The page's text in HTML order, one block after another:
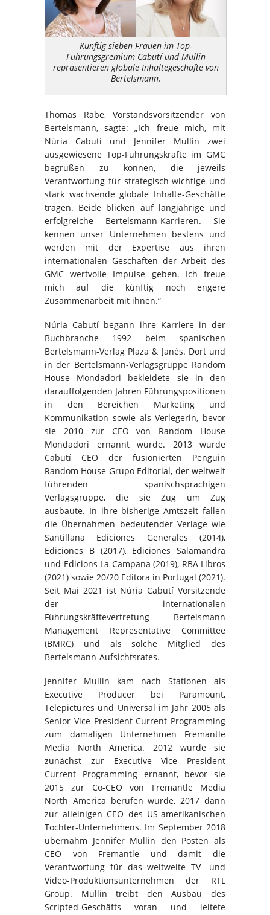
Künftig sieben Frauen im Top-
Führungsgremium Cabutí und Mullin
repräsentieren globale Inhaltegeschäfte von
Bertelsmann.
Thomas Rabe, Vorstandsvorsitzender von
Bertelsmann, sagte: „Ich freue mich, mit
Núria Cabutí und Jennifer Mullin zwei
ausgewiesene Top-Führungskräfte im GMC
begrüßen zu können, die jeweils
Verantwortung für strategisch wichtige und
stark wachsende globale Inhalte-Geschäfte
tragen. Beide blicken auf langjährige und
erfolgreiche Bertelsmann-Karrieren. Sie
kennen unser Unternehmen bestens und
werden mit der Expertise aus ihren
internationalen Geschäften der Arbeit des
GMC wertvolle Impulse geben. Ich freue
mich auf die künftig noch engere
Zusammenarbeit mit ihnen.“
Núria Cabutí begann ihre Karriere in der
Buchbranche 1992 beim spanischen
Bertelsmann-Verlag Plaza & Janés. Dort und
in der Bertelsmann-Verlagsgruppe Random
House Mondadori bekleidete sie in den
darauffolgenden Jahren Führungspositionen
in den Bereichen Marketing und
Kommunikation sowie als Verlegerin, bevor
sie 2010 zur CEO von Random House
Mondadori ernannt wurde. 2013 wurde
Cabutí CEO der fusionierten Penguin
Random House Grupo Editorial, der weltweit
führenden spanischsprachigen
Verlagsgruppe, die sie Zug um Zug
ausbaute. In ihre bisherige Amtszeit fallen
die Übernahmen bedeutender Verlage wie
Santillana Ediciones Generales (2014),
Ediciones B (2017), Ediciones Salamandra
und Edicions La Campana (2019), RBA Libros
(2021) sowie 20/20 Editora in Portugal (2021).
Seit Mai 2021 ist Núria Cabutí Vorsitzende
der internationalen
Führungskräftevertretung Bertelsmann
Management Representative Committee
(BMRC) und als solche Mitglied des
Bertelsmann-Aufsichtsrates.
Jennifer Mullin kam nach Stationen als
Executive Producer bei Paramount,
Telepictures und Universal im Jahr 2005 als
Senior Vice President Current Programming
zum damaligen Unternehmen Fremantle
Media North America. 2012 wurde sie
zunächst zur Executive Vice President
Current Programming ernannt, bevor sie
2015 zur Co-CEO von Fremantle Media
North America berufen wurde, 2017 dann
zur alleinigen CEO des US-amerikanischen
Tochter-Unternehmens. Im September 2018
übernahm Jennifer Mullin den Posten als
CEO von Fremantle und damit die
Verantwortung für das weltweite TV- und
Video-Produktionsunternehmen der RTL
Group. Mullin treibt den Ausbau des
Scripted-Geschäfts voran und leitete